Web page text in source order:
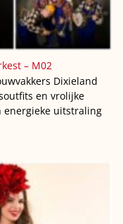
– M02
Dixieland
en vrolijke
energieke uitstraling